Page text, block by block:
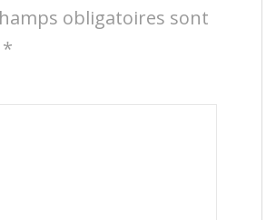
obligatoires sont
*